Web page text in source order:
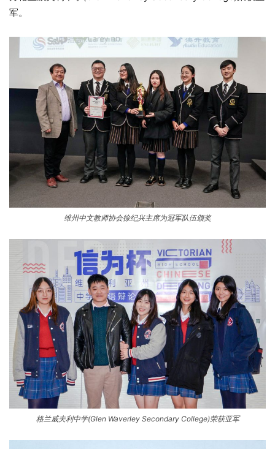
军。
维州中文教师协会徐纪兴主席为冠军队伍颁奖
格兰威夫利中学(Glen Waverley Secondary College)荣获亚军